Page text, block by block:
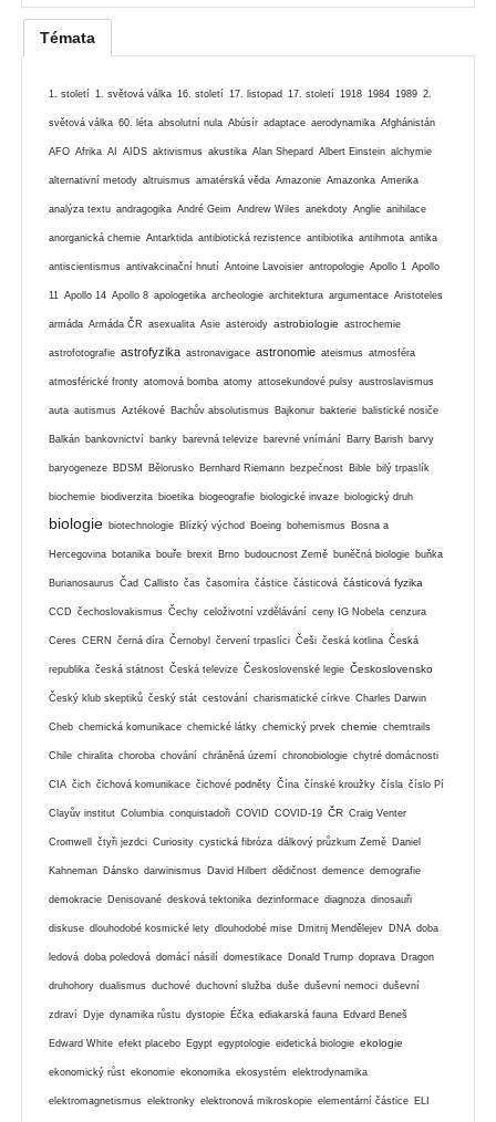
Témata
1. století 1. světová válka 16. století 17. listopad 17. století 1918 1984 1989 2.
světová válka 60. léta absolutní nula Abúsír adaptace aerodynamika Afghánistán
AFO Afrika AI AIDS aktivismus akustika Alan Shepard Albert Einstein alchymie
alternativní metody altruismus amatérská věda Amazonie Amazonka Amerika
analýza textu andragogika André Geim Andrew Wiles anekdoty Anglie anihilace
anorganická chemie Antarktida antibiotická rezistence antibiotika antihmota antika
antiscientismus antivakcinační hnutí Antoine Lavoisier antropologie Apollo 1 Apollo
11 Apollo 14 Apollo 8 apologetika archeologie architektura argumentace Aristoteles
armáda Armáda ČR asexualita Asie asteroidy astrobiologie astrochemie
astrofotografie astrofyzika astronavigace astronomie ateismus atmosféra
atmosférické fronty atomová bomba atomy attosekundové pulsy austroslavismus
auta autismus Aztékové Bachův absolutismus Bajkonur bakterie balistické nosiče
Balkán bankovnictví banky barevná televize barevné vnímání Barry Barish barvy
baryogeneze BDSM Bělorusko Bernhard Riemann bezpečnost Bible bilý trpaslík
biochemie biodiverzita bioetika biogeografie biologické invaze biologický druh
biologie biotechnologie Blízký východ Boeing bohemismus Bosna a
Hercegovina botanika bouře brexit Brno budoucnost Země buněčná biologie buňka
Burianosaurus Čad Callisto čas časomíra částice částicová částicová fyzika
CCD čechoslovakismus Čechy celoživotní vzdělávání ceny IG Nobela cenzura
Ceres CERN černá díra Černobyl červení trpaslíci Češi česká kotlina Česká
republika česká státnost Česká televize Československé legie Československo
Český klub skeptiků český stát cestování charismatické církve Charles Darwin
Cheb chemická komunikace chemické látky chemický prvek chemie chemtrails
Chile chiralita choroba chování chráněná území chronobiologie chytré domácnosti
CIA čich čichová komunikace čichové podněty Čína čínské kroužky čísla číslo Pí
Clayův institut Columbia conquistadoři COVID COVID-19 ČR Craig Venter
Cromwell čtyři jezdci Curiosity cystická fibróza dálkový průzkum Země Daniel
Kahneman Dánsko darwinismus David Hilbert dědičnost demence demografie
demokracie Denisované desková tektonika dezinformace diagnoza dinosauři
diskuse dlouhodobé kosmické lety dlouhodobé mise Dmitrij Mendělejev DNA doba
ledová doba poledová domácí násilí domestikace Donald Trump doprava Dragon
druhohory dualismus duchové duchovní služba duše duševní nemoci duševní
zdraví Dyje dynamika růstu dystopie Éčka ediakarská fauna Edvard Beneš
Edward White efekt placebo Egypt egyptologie eidetická biologie ekologie
ekonomický růst ekonomie ekonomika ekosystém elektrodynamika
elektromagnetismus elektronky elektronová mikroskopie elementární částice ELI